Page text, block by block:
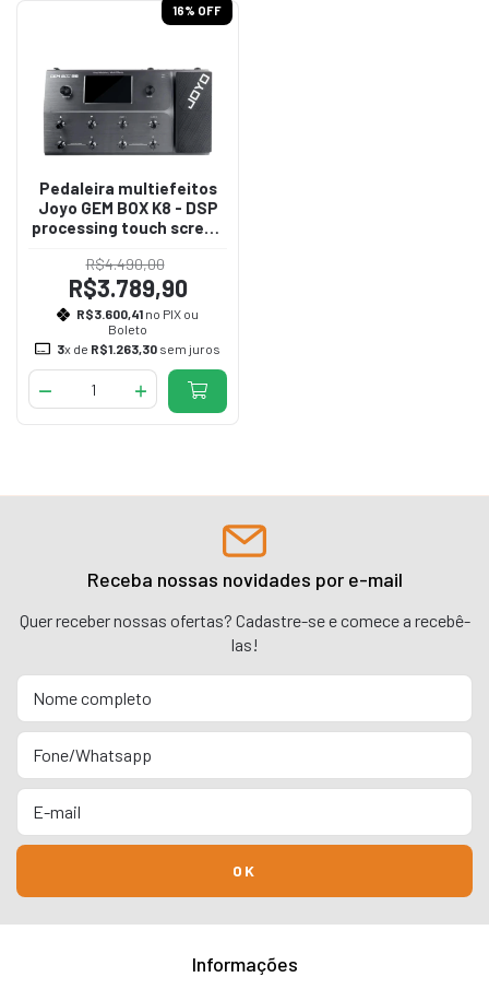
16% OFF
Pedaleira multiefeitos
Joyo GEM BOX K8 - DSP
processing touch screen
R$4.490,00
R$3.789,90
R$3.600,41 no PIX ou
Boleto
3x de R$1.263,30sem juros
Receba nossas novidades por e-mail
Quer receber nossas ofertas? Cadastre-se e comece a recebê-
las!
Informações